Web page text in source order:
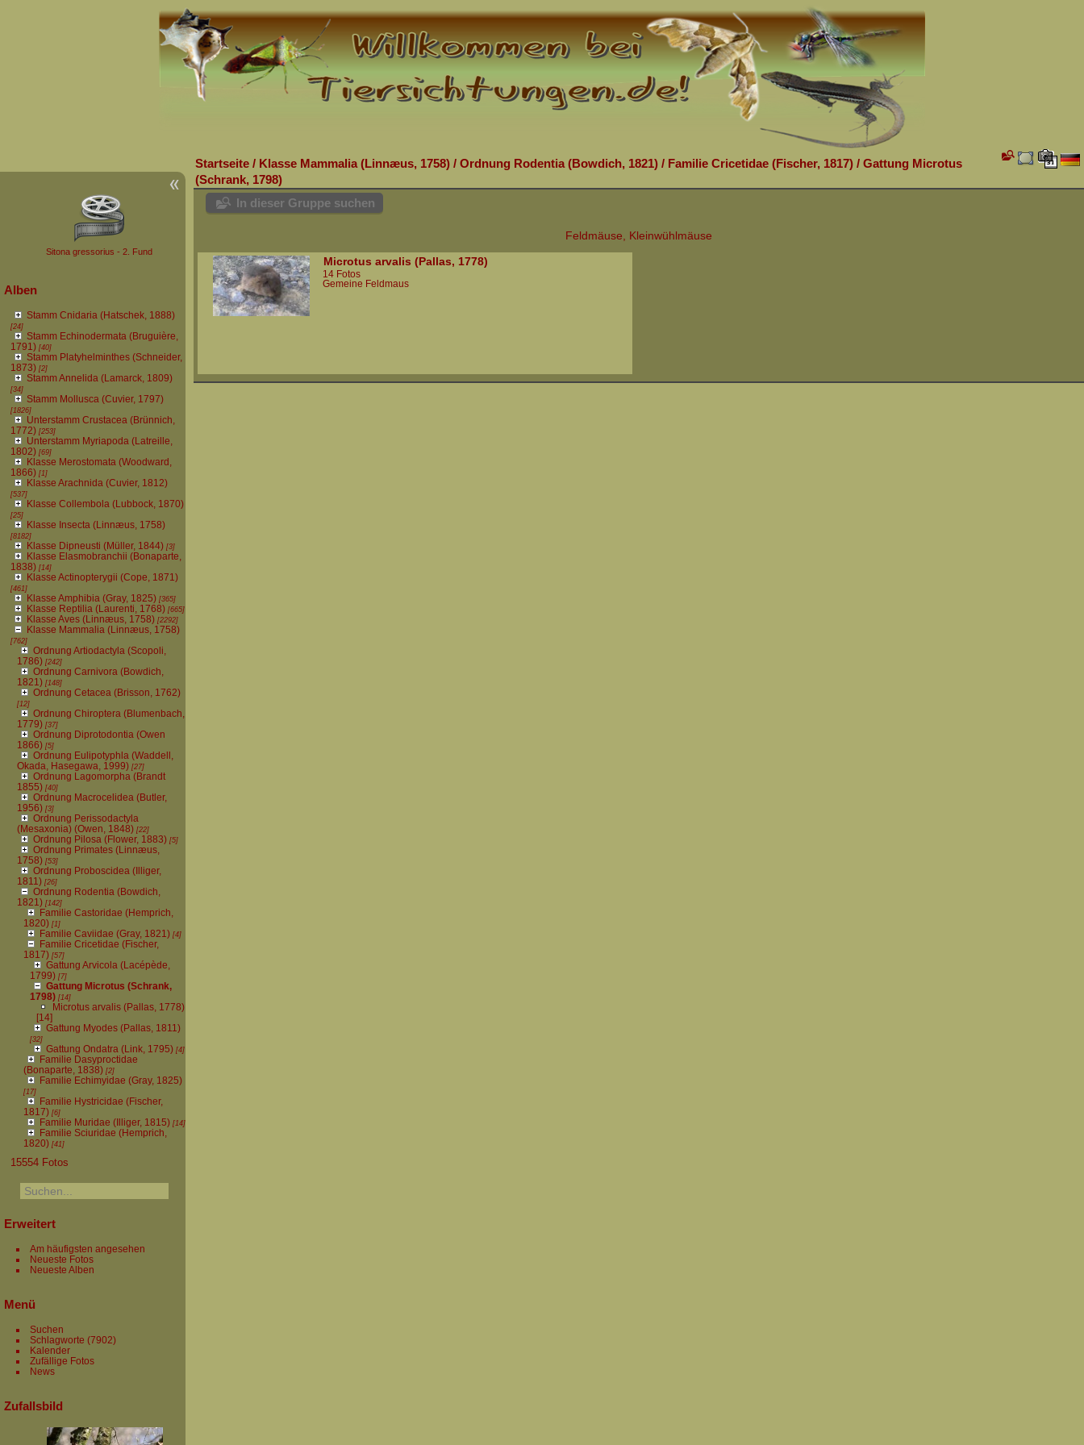
Sitona gressorius - 2. Fund
Alben
Stamm Cnidaria (Hatschek, 1888)
[24]
Stamm Echinodermata (Bruguière,
1791)[40]
Stamm Platyhelminthes (Schneider,
1873)[2]
Stamm Annelida (Lamarck, 1809)
[34]
Stamm Mollusca (Cuvier, 1797)
[1826]
Unterstamm Crustacea (Brünnich,
1772)[253]
Unterstamm Myriapoda (Latreille,
1802)[69]
Klasse Merostomata (Woodward,
1866)[1]
Klasse Arachnida (Cuvier, 1812)
[537]
Klasse Collembola (Lubbock, 1870)
[25]
Klasse Insecta (Linnæus, 1758)
[8182]
Klasse Dipneusti (Müller, 1844)[3]
Klasse Elasmobranchii (Bonaparte,
1838)[14]
Klasse Actinopterygii (Cope, 1871)
[461]
Klasse Amphibia (Gray, 1825)[365]
Klasse Reptilia (Laurenti, 1768)[665]
Klasse Aves (Linnæus, 1758)[2292]
Klasse Mammalia (Linnæus, 1758)
[762]
Ordnung Artiodactyla (Scopoli,
1786)[242]
Ordnung Carnivora (Bowdich,
1821)[148]
Ordnung Cetacea (Brisson, 1762)
[12]
Ordnung Chiroptera (Blumenbach,
1779)[37]
Ordnung Diprotodontia (Owen
1866)[5]
Ordnung Eulipotyphla (Waddell,
Okada, Hasegawa, 1999)[27]
Ordnung Lagomorpha (Brandt
1855)[40]
Ordnung Macrocelidea (Butler,
1956) [3]
Ordnung Perissodactyla
(Mesaxonia) (Owen, 1848)[22]
Ordnung Pilosa (Flower, 1883)[5]
Ordnung Primates (Linnæus,
1758)[53]
Ordnung Proboscidea (Illiger,
1811)[26]
Ordnung Rodentia (Bowdich,
1821)[142]
Familie Castoridae (Hemprich,
1820)[1]
Familie Caviidae (Gray, 1821)[4]
Familie Cricetidae (Fischer,
1817)[57]
Gattung Arvicola (Lacépède,
1799)[7]
Gattung Microtus (Schrank,
1798)[14]
Microtus arvalis (Pallas, 1778)
[14]
Gattung Myodes (Pallas, 1811)
[32]
Gattung Ondatra (Link, 1795)[4]
Familie Dasyproctidae
(Bonaparte, 1838)[2]
Familie Echimyidae (Gray, 1825)
[17]
Familie Hystricidae (Fischer,
1817)[6]
Familie Muridae (Illiger, 1815)[14]
Familie Sciuridae (Hemprich,
1820)[41]
15554 Fotos
Erweitert
Am häufigsten angesehen
Neueste Fotos
Neueste Alben
Menü
Suchen
Schlagworte (7902)
Kalender
Zufällige Fotos
News
Zufallsbild
Startseite / Klasse Mammalia (Linnæus, 1758) / Ordnung Rodentia (Bowdich, 1821) / Familie Cricetidae (Fischer, 1817) / Gattung Microtus
(Schrank, 1798)
In dieser Gruppe suchen
Feldmäuse, Kleinwühlmäuse
Microtus arvalis (Pallas, 1778)
14 Fotos
Gemeine Feldmaus